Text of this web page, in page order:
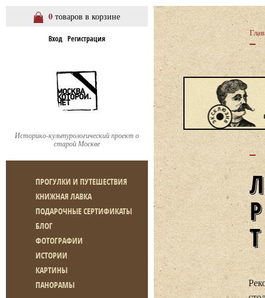
0 товаров в корзине
Вход Регистрация
Историко-культурологический проект о
старой Москве
ПРОГУЛКИ И ПУТЕШЕСТВИЯ
КНИЖНАЯ ЛАВКА
ПОДАРОЧНЫЕ СЕРТИФИКАТЫ
БЛОГ
ФОТОГРАФИИ
ИСТОРИИ
КАРТИНЫ
ПАНОРАМЫ